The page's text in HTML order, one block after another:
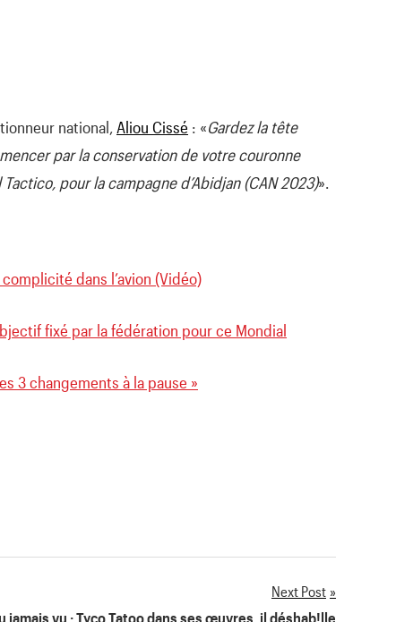
national, Aliou Cissé : «Gardez la tête
par la conservation de votre couronne
pour la campagne d’Abidjan (CAN 2023)».
dans l’avion (Vidéo)
fixé par la fédération pour ce Mondial
3 changements à la pause »
Next Post
jamais vu : Tyco Tatoo dans ses œuvres, il déshab!lle